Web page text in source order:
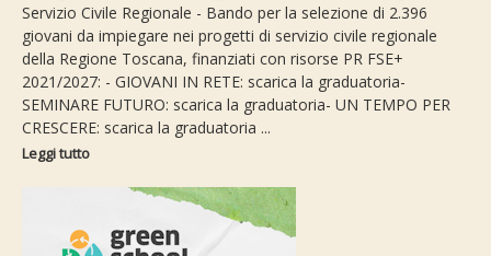
Servizio Civile Regionale - Bando per la selezione di 2.396
giovani da impiegare nei progetti di servizio civile regionale
della Regione Toscana, finanziati con risorse PR FSE+
2021/2027: - GIOVANI IN RETE: scarica la graduatoria-
SEMINARE FUTURO: scarica la graduatoria- UN TEMPO PER
CRESCERE: scarica la graduatoria ...
Leggi tutto